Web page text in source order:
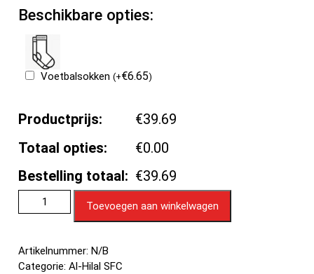
Beschikbare opties:
Voetbalsokken(+€6.65)
Productprijs:
€39.69
Totaal opties:
€0.00
Bestelling totaal: €39.69
Toevoegen aan winkelwagen
Artikelnummer: N/B
Categorie:Al-Hilal SFC